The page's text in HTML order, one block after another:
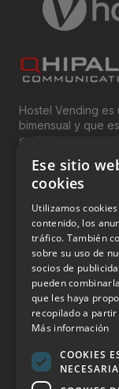
Hostel Vending
bimensual y que
exclusivamente, a
del “Vending”;
genéricamente
productos y
INFORMACIÓN
Aviso Legal
Política de
Política de Cookies
Política de
Contacto
Ese sitio
cookies
Utilizamos
contenido, los
tráfico. También
sobre su uso de
socios de
pueden
que les haya
recopilado a
Más información
COOKIES